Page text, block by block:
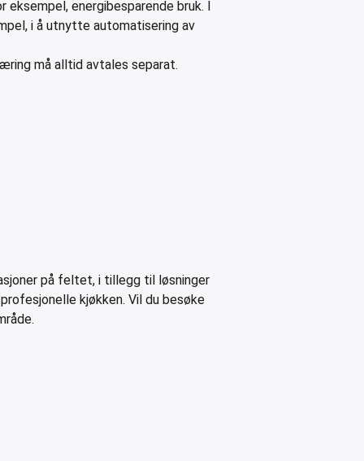
energibesparende bruk. I
i å utnytte automatisering av
må alltid avtales separat.
på feltet, i tillegg til løsninger
kjøkken. Vil du besøke